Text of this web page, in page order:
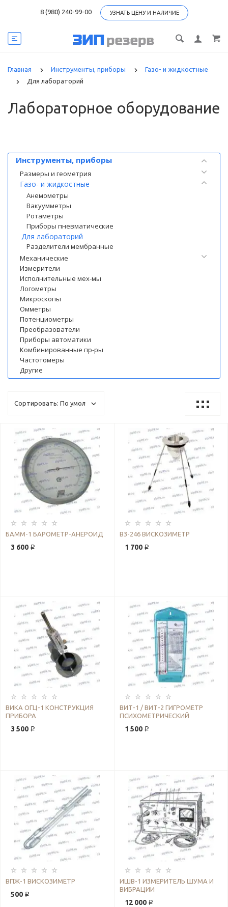
8 (980) 240-99-00 УЗНАТЬ ЦЕНУ И НАЛИЧИЕ
Главная Инструменты, приборы
Газо- и жидкостные
Для лабораторий
Лабораторное оборудование
Инструменты, приборы
Размеры и геометрия
Газо- и жидкостные
Анемометры
Вакуумметры
Ротаметры
Приборы пневматические
Для лабораторий
Разделители мембранные
Механические
Измерители
Исполнительные мех-мы
Логометры
Микроскопы
Омметры
Потенциометры
Преобразователи
Приборы автоматики
Комбинированные пр-ры
Частотомеры
Другие
БАММ-1 БАРОМЕТР-АНЕРОИД
3 600 ₽
ВЗ-246 ВИСКОЗИМЕТР
1 700 ₽
ВИКА ОГЦ-1 КОНСТРУКЦИЯ
ПРИБОРА
3 500 ₽
ВИТ-1 / ВИТ-2 ГИГРОМЕТР
ПСИХОМЕТРИЧЕСКИЙ
1 500 ₽
ВПЖ-1 ВИСКОЗИМЕТР
500 ₽
ИШВ-1 ИЗМЕРИТЕЛЬ ШУМА И
ВИБРАЦИИ
12 000 ₽